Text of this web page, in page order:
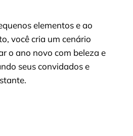
elementos e ao
você cria um cenário
o ano novo com beleza e
seus convidados e